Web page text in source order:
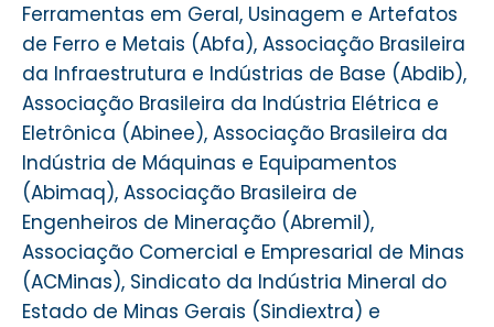
Ferramentas em Geral, Usinagem e Artefatos
de Ferro e Metais (Abfa), Associação Brasileira
da Infraestrutura e Indústrias de Base (Abdib),
Associação Brasileira da Indústria Elétrica e
Eletrônica (Abinee), Associação Brasileira da
Indústria de Máquinas e Equipamentos
(Abimaq), Associação Brasileira de
Engenheiros de Mineração (AbremiI),
Associação Comercial e Empresarial de Minas
(ACMinas), Sindicato da Indústria Mineral do
Estado de Minas Gerais (Sindiextra) e